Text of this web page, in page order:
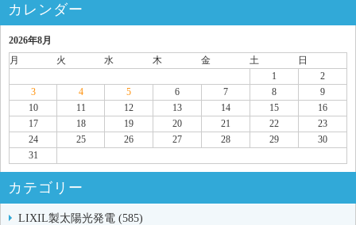
カレンダー
2026年8月
月
火 水 木 金 土
日
1
2
3
4 5 6 7 8
9
10
11 12 13 14 15
16
17
18 19 20 21 22
23
24
25 26 27 28 29
30
31
カテゴリー
LIXIL製太陽光発電 (585)